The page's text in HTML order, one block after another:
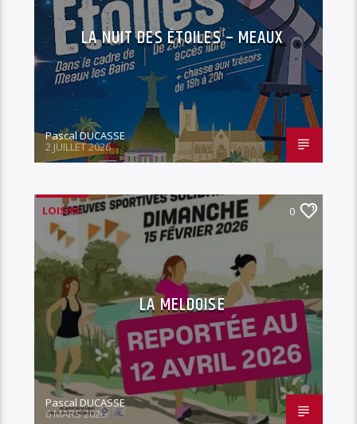
LA NUIT DES ÉTOILES – MEAUX
Pascal DUCASSE
2 JUILLET 2026
LOISIRS 0
LA MELDOISE
Pascal DUCASSE
6 MARS 2026